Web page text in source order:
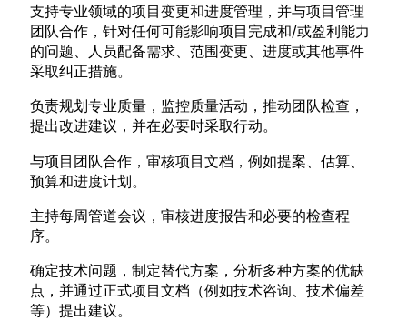
支持专业领域的项目变更和进度管理，并与项目管理
团队合作，针对任何可能影响项目完成和/或盈利能力
的问题、人员配备需求、范围变更、进度或其他事件
采取纠正措施。
负责规划专业质量，监控质量活动，推动团队检查，
提出改进建议，并在必要时采取行动。
与项目团队合作，审核项目文档，例如提案、估算、
预算和进度计划。
主持每周管道会议，审核进度报告和必要的检查程
序。
确定技术问题，制定替代方案，分析多种方案的优缺
点，并通过正式项目文档（例如技术咨询、技术偏差
等）提出建议。